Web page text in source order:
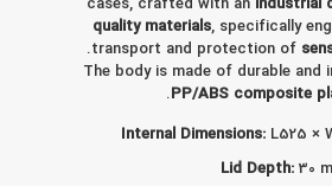
quality materials, specifically
transport and protection of
.
The body is made of durable
PP/ABS composite
.
Internal Dimensions:L525 ×
Lid Depth:30